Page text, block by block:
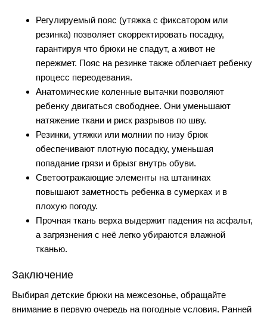
Регулируемый пояс (утяжка с фиксатором или
резинка) позволяет скорректировать посадку,
гарантируя что брюки не спадут, а живот не
пережмет. Пояс на резинке также облегчает ребенку
процесс переодевания.
Анатомические коленные вытачки позволяют
ребенку двигаться свободнее. Они уменьшают
натяжение ткани и риск разрывов по шву.
Резинки, утяжки или молнии по низу брюк
обеспечивают плотную посадку, уменьшая
попадание грязи и брызг внутрь обуви.
Светоотражающие элементы на штанинах
повышают заметность ребенка в сумерках и в
плохую погоду.
Прочная ткань верха выдержит падения на асфальт,
а загрязнения с неё легко убираются влажной
тканью.
Заключение
Выбирая детские брюки на межсезонье, обращайте
внимание в первую очередь на погодные условия. Ранней